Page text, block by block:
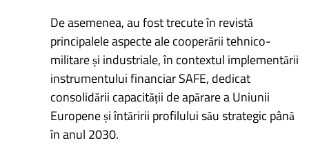
De asemenea, au fost trecute în revistă
principalele aspecte ale cooperării tehnico-
militare și industriale, în contextul implementării
instrumentului financiar SAFE, dedicat
consolidării capacității de apărare a Uniunii
Europene și întăririi profilului său strategic până
în anul 2030.